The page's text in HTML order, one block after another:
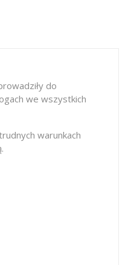
do
we wszystkich
warunkach